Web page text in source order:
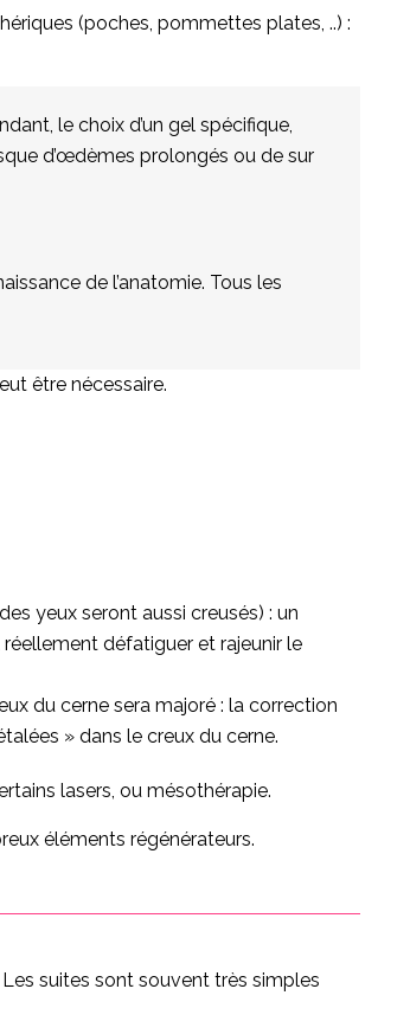
(poches, pommettes plates, ..) :
le choix d’un gel spécifique,
d’œdèmes prolongés ou de sur
de l’anatomie. Tous les
être nécessaire.
yeux seront aussi creusés) : un
défatiguer et rajeunir le
du cerne sera majoré : la correction
» dans le creux du cerne.
lasers, ou mésothérapie.
éléments régénérateurs.
Les suites sont souvent très simples